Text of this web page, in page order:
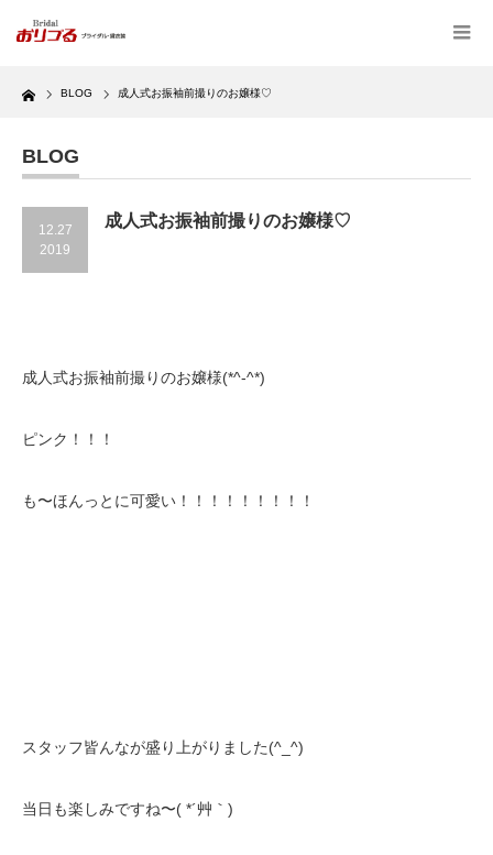
Home BLOG 成人式お振袖前撮りのお嬢様♡
BLOG
12.27
2019
成人式お振袖前撮りのお嬢様♡
成人式お振袖前撮りのお嬢様(*^-^*)
ピンク！！！
も〜ほんっとに可愛い！！！！！！！！！
スタッフ皆んなが盛り上がりました(^_^)
当日も楽しみですね〜( *´艸｀)